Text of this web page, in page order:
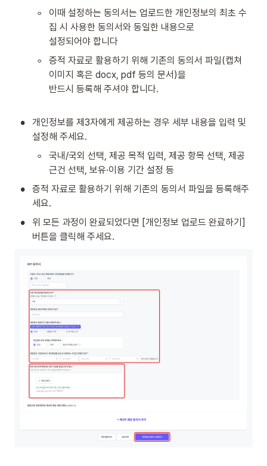
◦
이때 설정하는 동의서는 업로드한 개인정보의 최초 수
집 시 사용한 동의서와 동일한 내용으로
설정되어야 합니다
◦
증적 자료로 활용하기 위해 기존의 동의서 파일(캡쳐
이미지 혹은 docx, pdf 등의 문서)을
반드시 등록해 주셔야 합니다.
•
개인정보를 제3자에게 제공하는 경우 세부 내용을 입력 및
설정해 주세요.
◦
국내/국외 선택, 제공 목적 입력, 제공 항목 선택, 제공
근건 선택, 보유·이용 기간 설정 등
•
증적 자료로 활용하기 위해 기존의 동의서 파일을 등록해주
세요.
•
위 모든 과정이 완료되었다면 [개인정보 업로드 완료하기]
버튼을 클릭해 주세요.